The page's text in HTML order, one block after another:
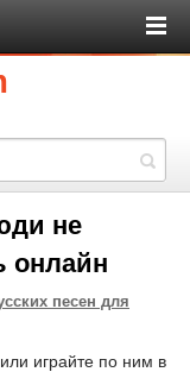
не
онлайн
песен для
играйте по ним в